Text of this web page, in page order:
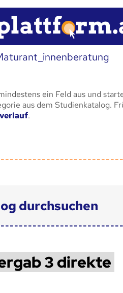
ein Feld aus und
aus dem Studienkatalog.
.
durchsuchen
3 direkte